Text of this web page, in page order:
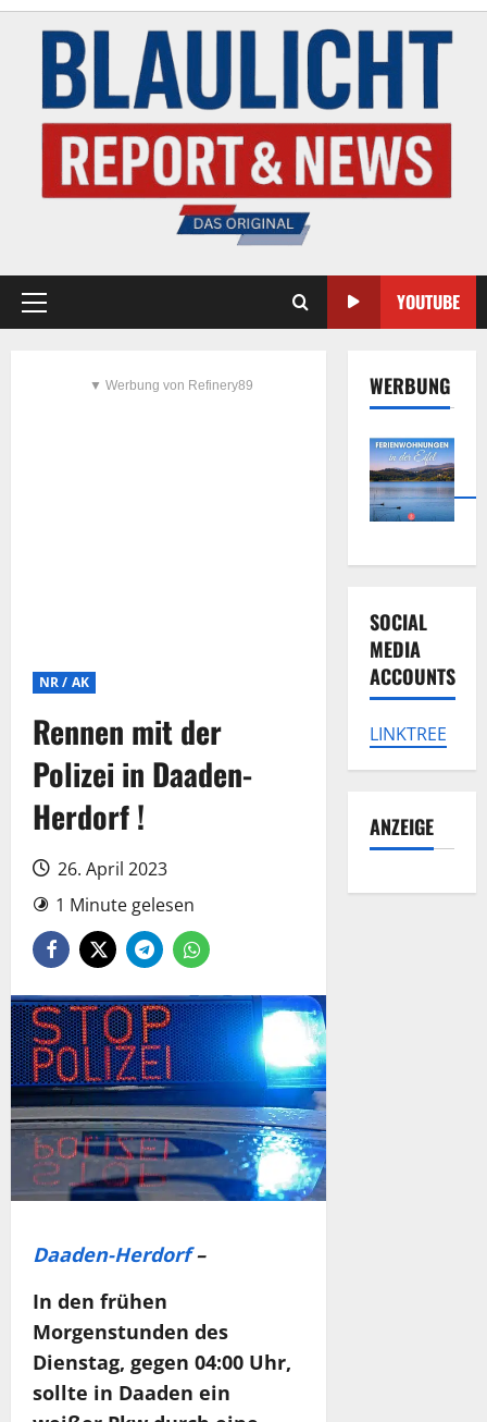
YOUTUBE
▼ Werbung von Refinery89
NR / AK
Rennen mit der
Polizei in Daaden-
Herdorf !
26. April 2023
1 Minute gelesen
Daaden-Herdorf–
In den frühen
Morgenstunden des
Dienstag, gegen 04:00 Uhr,
sollte in Daaden ein
WERBUNG
SOCIAL
MEDIA
ACCOUNTS
LINKTREE
ANZEIGE